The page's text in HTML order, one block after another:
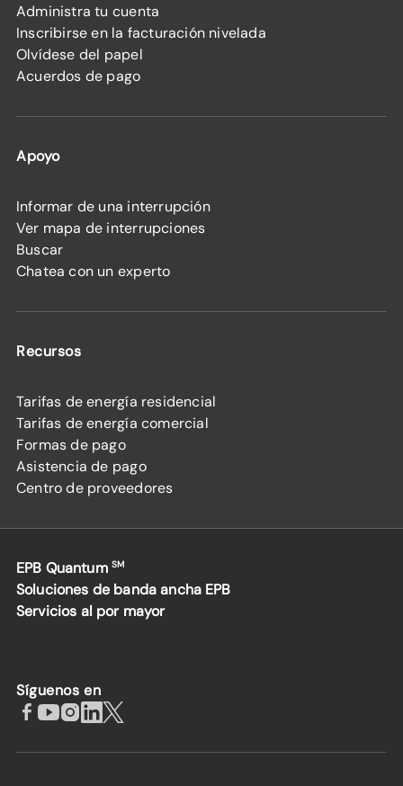
Administra tu cuenta
Inscribirse en la facturación nivelada
Olvídese del papel
Acuerdos de pago
Apoyo
Informar de una interrupción
Ver mapa de interrupciones
Buscar
Chatea con un experto
Recursos
Tarifas de energía residencial
Tarifas de energía comercial
Formas de pago
Asistencia de pago
Centro de proveedores
EPB Quantum SM
Soluciones de banda ancha EPB
Servicios al por mayor
Síguenos en